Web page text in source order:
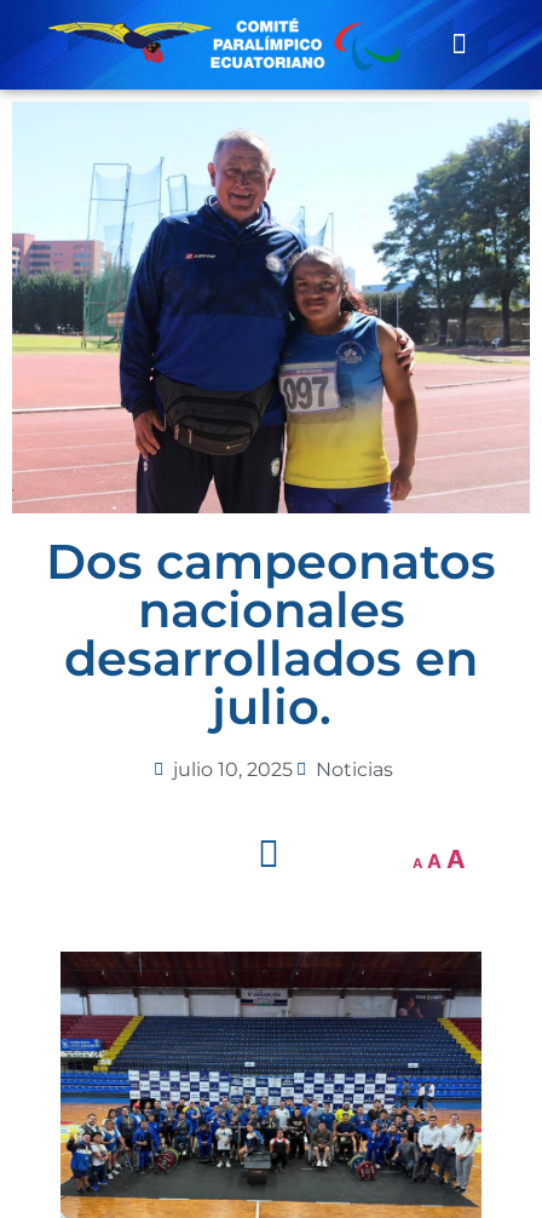
Dos campeonatos
nacionales
desarrollados en
julio.
julio 10, 2025 Noticias
A A A